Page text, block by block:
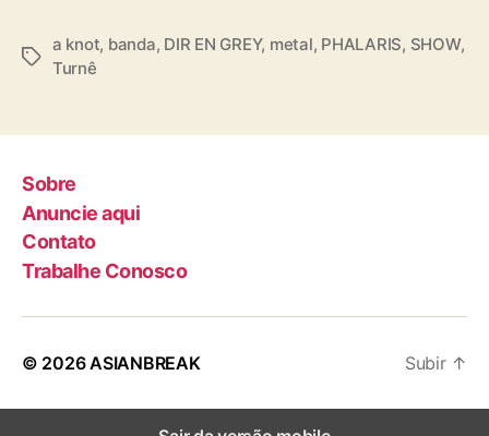
T
a knot, banda, DIR EN GREY, metal, PHALARIS, SHOW,
Turnê
Sobre
Anuncie aqui
Contato
Trabalhe Conosco
© 2026ASIANBREAK Subir ↑